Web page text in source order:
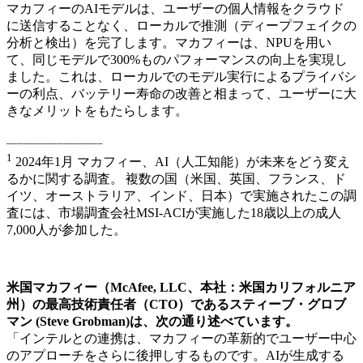
マカフィーのAIモデルは、ユーザーの個人情報をクラウド
に送信することなく、ローカルで推測（ディープフェイクの
分析と検出）を完了します。マカフィーは、NPUを用い
て、同じモデルで300%ものパフォーマンスの向上を実現し
ました。これは、ローカルでのモデル実行によるプライバシ
ーの利点、バッテリー寿命の改善と相まって、ユーザーに大
きなメリットをもたらします。
1 2024年1月 マカフィー、AI（人工知能）が未来をどう変え
るかに関する調査。 複数の国（米国、英国、フランス、ド
イツ、オーストラリア、インド、日本）で実施されたこの調
査には、市場調査会社MSI-ACIが実施した18歳以上の成人
7,000人が参加した。
米国マカフィー（McAfee, LLC、本社：米国カリフォルニア
州）の最高技術責任者（CTO）であるスティーブ・グロブ
マン (Steve Grobman)は、次の通り述べています。
「インテルとの連携は、マカフィーの革新的でユーザー中心
のアプローチをさらに後押しするものです。AIが生成する